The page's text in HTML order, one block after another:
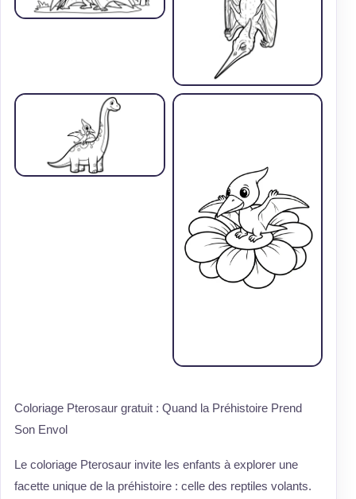
Coloriage Pterosaur gratuit : Quand la Préhistoire Prend
Son Envol
Le coloriage Pterosaur invite les enfants à explorer une
facette unique de la préhistoire : celle des reptiles volants.